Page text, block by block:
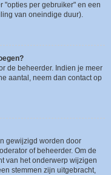
"opties per gebruiker" en een
van oneindige duur).
de beheerder. Indien je meer
aantal, neem dan contact op
gewijzigd worden door
of beheerder. Om de
van het onderwerp wijzigen
stemmen zijn uitgebracht,